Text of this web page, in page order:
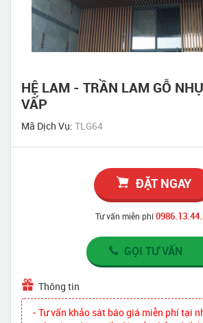
HỆ LAM - TRẦN LAM GỖ
VẤP
Mã Dịch Vụ: TLG64
ĐẶT NGAY
Tư vấn miễn phí
GỌI TƯ VẤN
Thông tin
- Tư vấn khảo sát báo giá miễn phí tại